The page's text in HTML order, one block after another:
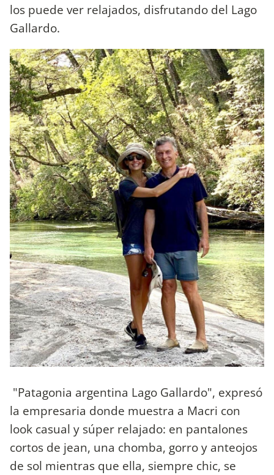
los puede ver relajados, disfrutando del Lago
Gallardo.
"Patagonia argentina Lago Gallardo", expresó
la empresaria donde muestra a Macri con
look casual y súper relajado: en pantalones
cortos de jean, una chomba, gorro y anteojos
de sol mientras que ella, siempre chic, se